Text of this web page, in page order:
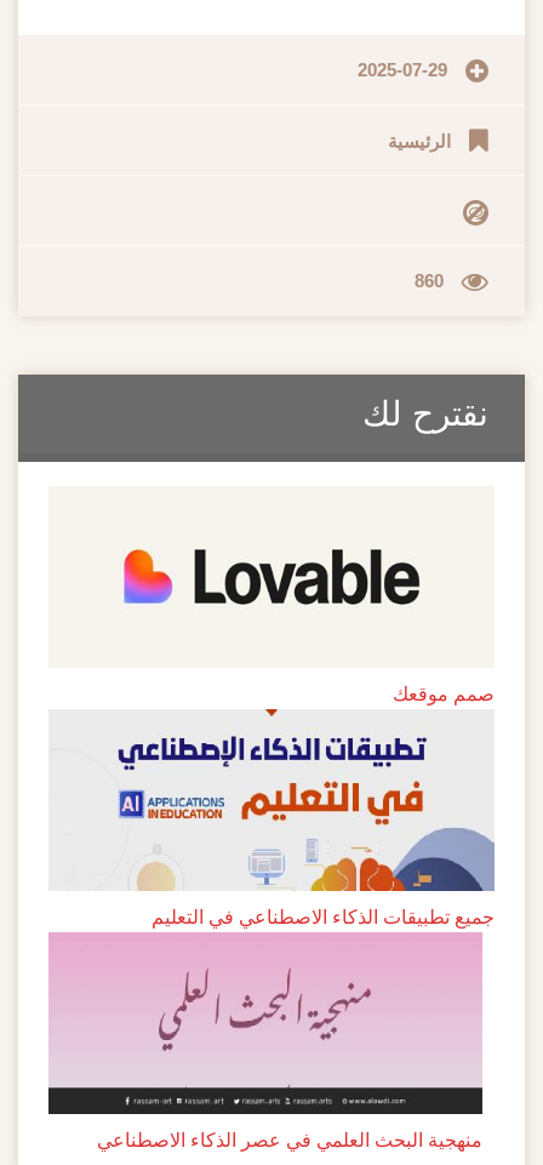
2025-07-29
الرئيسية
860
نقترح لك
صمم موقعك
جميع تطبيقات الذكاء الاصطناعي في التعليم
منهجية البحث العلمي في عصر الذكاء الاصطناعي